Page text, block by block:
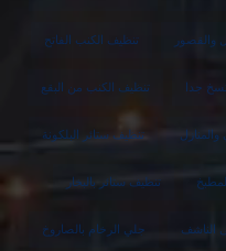
والقصور تنظيف الكنب الفاتح
جدا تنظيف الكنب من البقع
والمنازل تنظيف ستائر البلكونة
تنظيف ستائر بالبخار
الناشف جلي الرخام بالصاروخ